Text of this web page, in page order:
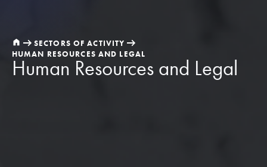
SECTORS OF ACTIVITY
HUMAN RESOURCES AND LEGAL
Human Resources and Legal